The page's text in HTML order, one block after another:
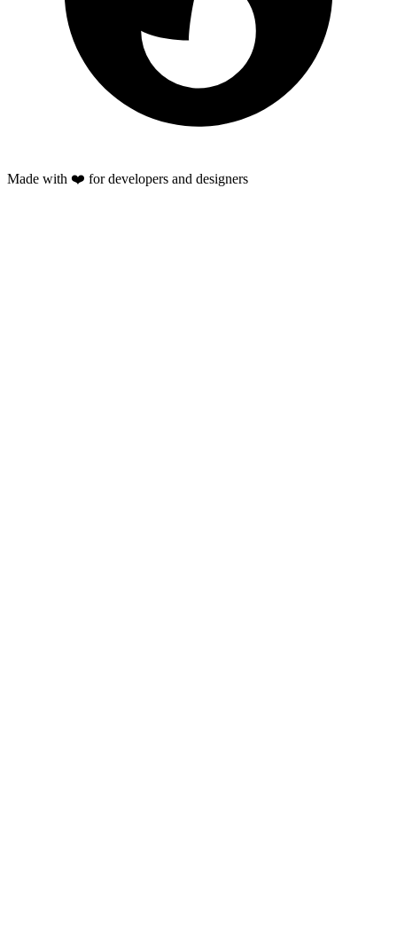
Made with ❤️ for developers and designers